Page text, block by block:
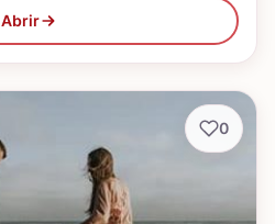
Abrir
0